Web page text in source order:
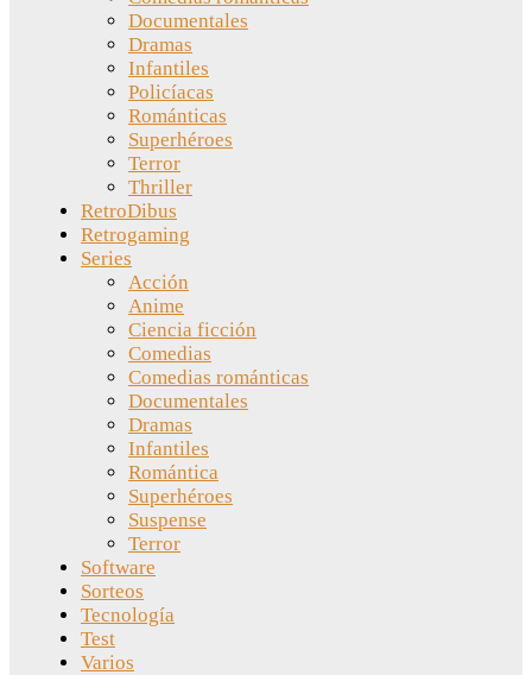
Documentales
Dramas
Infantiles
Policíacas
Románticas
Superhéroes
Terror
Thriller
RetroDibus
Retrogaming
Series
Acción
Anime
Ciencia ficción
Comedias
Comedias románticas
Documentales
Dramas
Infantiles
Romántica
Superhéroes
Suspense
Terror
Software
Sorteos
Tecnología
Test
Varios